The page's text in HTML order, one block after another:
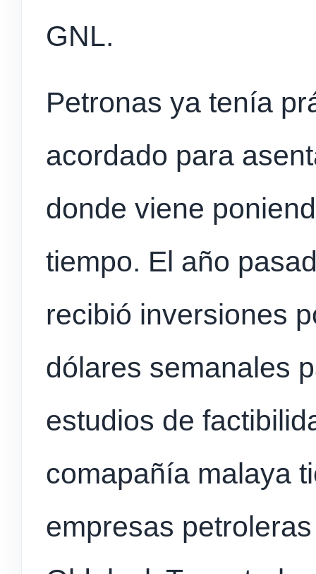
GNL.
Petronas ya tenía
acordado para
donde viene
tiempo. El año
recibió inversiones
dólares semanales
estudios de
comapañía malaya
empresas